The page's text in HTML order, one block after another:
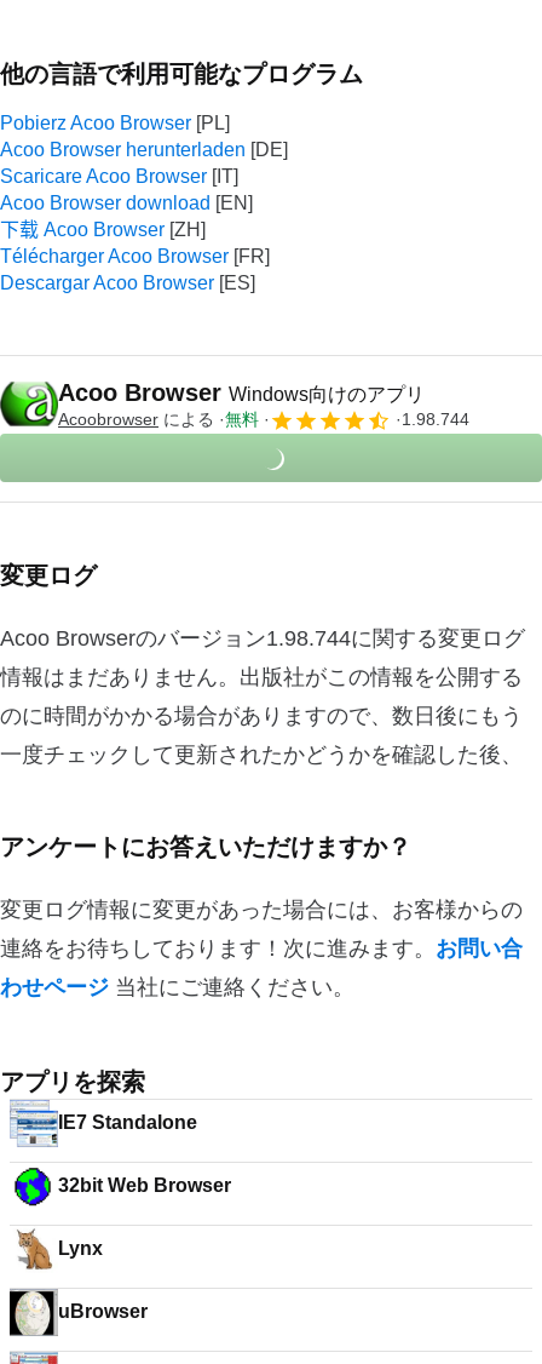
他の言語で利用可能なプログラム
Pobierz Acoo Browser
Acoo Browser herunterladen
Scaricare Acoo Browser
Acoo Browser download
下载 Acoo Browser
Télécharger Acoo Browser
Descargar Acoo Browser
Acoo Browser Windows向けのアプリ
Acoobrowser による 無料 1.98.744
変更ログ
Acoo Browserのバージョン1.98.744に関する変更ログ
情報はまだありません。出版社がこの情報を公開する
のに時間がかかる場合がありますので、数日後にもう
一度チェックして更新されたかどうかを確認した後、
アンケートにお答えいただけますか？
変更ログ情報に変更があった場合には、お客様からの
連絡をお待ちしております！次に進みます。 お問い合
わせページ 当社にご連絡ください。
アプリを探索
IE7 Standalone
32bit Web Browser
Lynx
uBrowser